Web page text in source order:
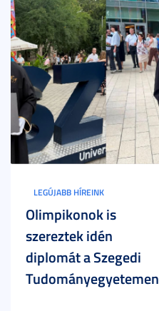
LEGÚJABB HÍREINK
Olimpikonok is
szereztek idén
diplomát a Szegedi
Tudományegyetemen